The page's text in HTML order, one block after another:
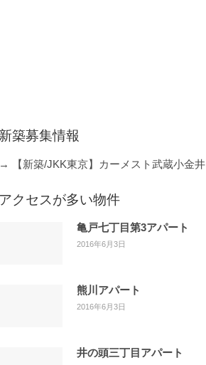
新築募集情報
→ 【新築/JKK東京】カーメスト武蔵小金井
アクセスが多い物件
亀戸七丁目第3アパート
2016年6月3日
熊川アパート
2016年6月3日
井の頭三丁目アパート